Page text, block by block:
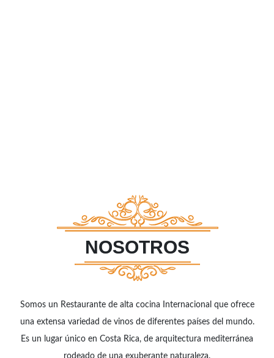
NOSOTROS
Somos un Restaurante de alta cocina Internacional que ofrece
una extensa variedad de vinos de diferentes países del mundo.
Es un lugar único en Costa Rica, de arquitectura mediterránea
rodeado de una exuberante naturaleza.